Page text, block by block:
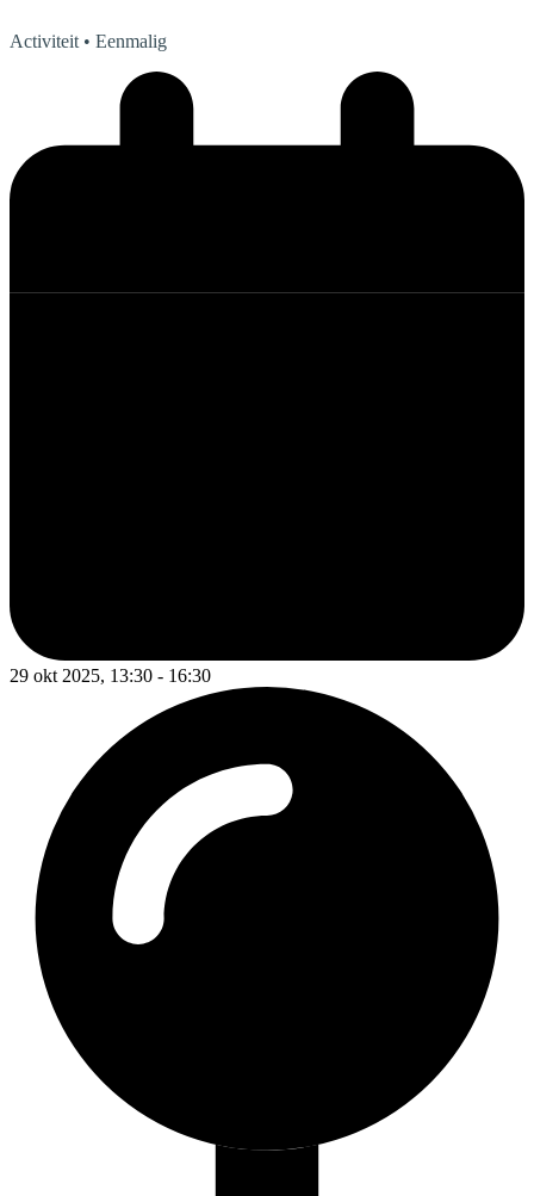
Activiteit • Eenmalig
29 okt 2025, 13:30 - 16:30